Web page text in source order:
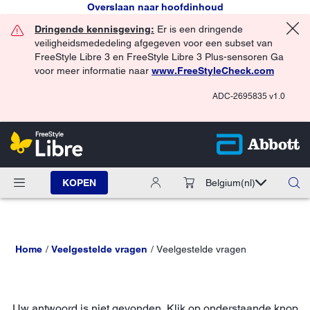
Overslaan naar hoofdinhoud
Dringende kennisgeving: Er is een dringende
veiligheidsmededeling afgegeven voor een subset van
FreeStyle Libre 3 en FreeStyle Libre 3 Plus-sensoren Ga
voor meer informatie naar www.FreeStyleCheck.com
ADC-2695835 v1.0
KOPEN Belgium(nl)
Home Veelgestelde vragen Veelgestelde vragen